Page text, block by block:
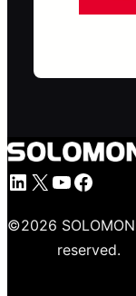
LinkedIn
X
©2026
reserved.